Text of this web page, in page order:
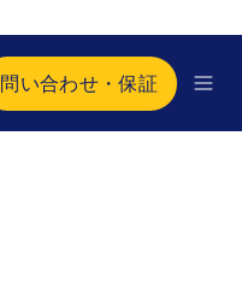
問い合わせ・保証